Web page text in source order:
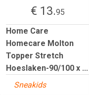
€ 13.95
Home Care
Homecare Molton
Topper Stretch
Hoeslaken-90/100 x ...
Sneakids